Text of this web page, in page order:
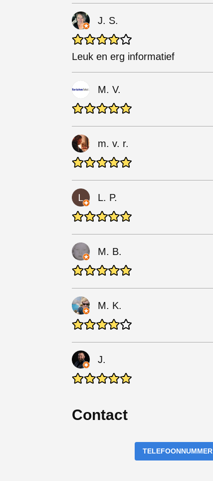
J. S.
Leuk en erg informatief
M. V.
m. v. r.
L. P.
M. B.
M. K.
J.
Contact
TELEFOONNUMMER